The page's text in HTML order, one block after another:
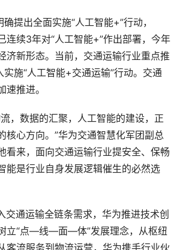
提出全面实施“人工智能+”行动，
连续3年对“人工智能+”作出部署，今年
济新形态。当前，交通运输行业重点推
实施“人工智能+交通运输”行动。交通
速推进。
，数据的汇聚，人工智能的建设，正
核心方向。”华为交通智慧化军团副总
看来，面向交通运输行业提安全、保畅
能是行业自身发展逻辑催生的必然选
交通运输全链条需求，华为推进技术创
立“点—线—面—体”发展理念，从枢纽